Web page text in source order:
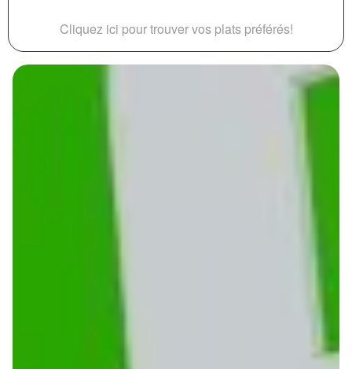
Cliquez ici pour trouver vos plats préférés!